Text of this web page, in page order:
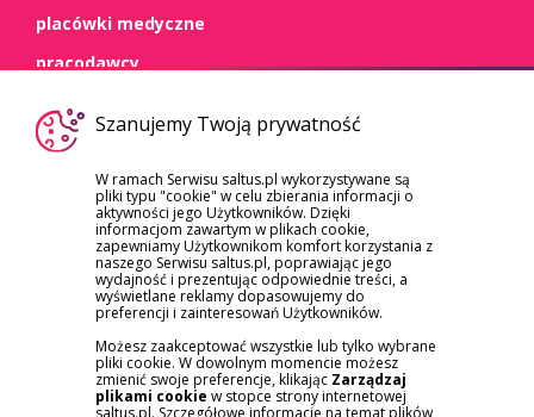
placówki medyczne
pracodawcy
WSPARCIE
dokumenty
szkody/roszczenia
reklamacje
Szanujemy Twoją prywatność
W ramach Serwisu saltus.pl wykorzystywane są
pliki typu "cookie" w celu zbierania informacji o
aktywności jego Użytkowników. Dzięki
informacjom zawartym w plikach cookie,
zapewniamy Użytkownikom komfort korzystania z
naszego Serwisu saltus.pl, poprawiając jego
wydajność i prezentując odpowiednie treści, a
wyświetlane reklamy dopasowujemy do
preferencji i zainteresowań Użytkowników.
Możesz zaakceptować wszystkie lub tylko wybrane
pliki cookie. W dowolnym momencie możesz
zmienić swoje preferencje, klikając Zarządzaj
plikami cookie w stopce strony internetowej
saltus.pl. Szczegółowe informacje na temat plików